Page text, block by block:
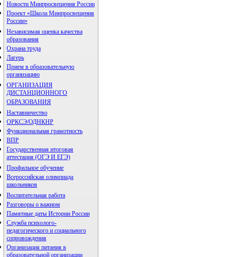
Новости Минпросвещения России
Проект «Школа Минпросвещения
России»
Независимая оценка качества
образования
Охрана труда
Лагерь
Прием в образовательную
организацию
ОРГАНИЗАЦИЯ
ДИСТАНЦИОННОГО
ОБРАЗОВАНИЯ
Наставничество
ОРКСЭ/ОДНКНР
Функциональная грамотность
ВПР
Государственная итоговая
аттестация (ОГЭ И ЕГЭ)
Профильное обучение
Всероссийская олимпиада
школьников
Воспитательная работа
Разговоры о важном
Памятные даты Истории России
Служба психолого-
педагогического и социального
сопровождения
Организация питания в
образовательной организации